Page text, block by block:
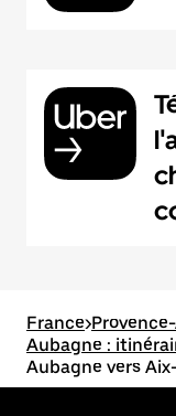
France>
Aubagne :
Aubagne vers